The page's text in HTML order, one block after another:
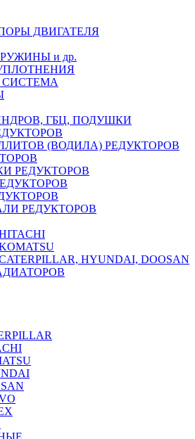
ДВИГАТЕЛЯ
и др.
ГБЦ, ПОДУШКИ
(ВОДИЛА) РЕДУКТОРОВ
РЕДУКТОРОВ
РЕДУКТОРОВ
HYUNDAI, DOOSAN